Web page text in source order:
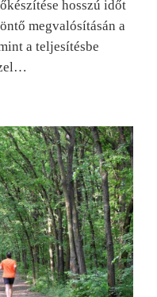
hosszú időt
megvalósításán a
a teljesítésbe